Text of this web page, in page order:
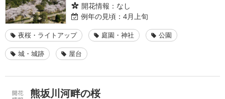
開花情報： なし
例年の見頃： 4月上旬
夜桜・ライトアップ 庭園・神社 公園
城・城跡 屋台
熊坂川河畔の桜